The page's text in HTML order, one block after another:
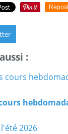
Repost
: